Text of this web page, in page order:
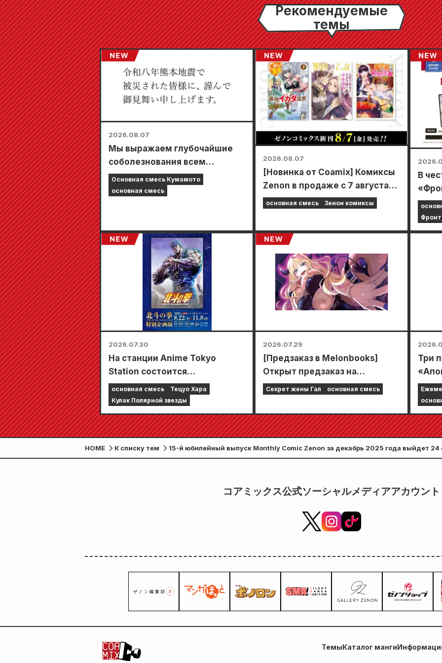
Рекомендуемые
темы
2026.08.07
Мы выражаем глубочайшие
соболезнования всем
пострадавшим от
землетрясения в Кумамото в
Основная смесь Кумамото
основная смесь
2026.08.07
[Новинка от Coamix] Комиксы
Zenon в продаже с 7 августа
(пятница)!
основная смесь Зенон комиксы
В
20
2026.07.30
На станции Anime Tokyo
Station состоится
специальная выставка,
посвященная фильму «Кулак
Северной звезды»!!
основная смесь
Тецуо Хара
Кулак Полярной звезды
2026.07.29
[Предзаказ в Melonbooks]
Открыт предзаказ на
лимитированное издание со
ковриком, украшенным
потрясающе красивой
иллюстрацией Фуюки Тодзё,
нарисованной Кудо! Выход 6-
октября!
Секрет жены Гал основная смесь
Три
5
2026
HOME К списку тем 15-й юбилейный выпуск Monthly Comic Zenon за декабрь 2025 года выйдет 24
コアミックス公式ソーシャルメディアアカウント
ТемыКаталог манги